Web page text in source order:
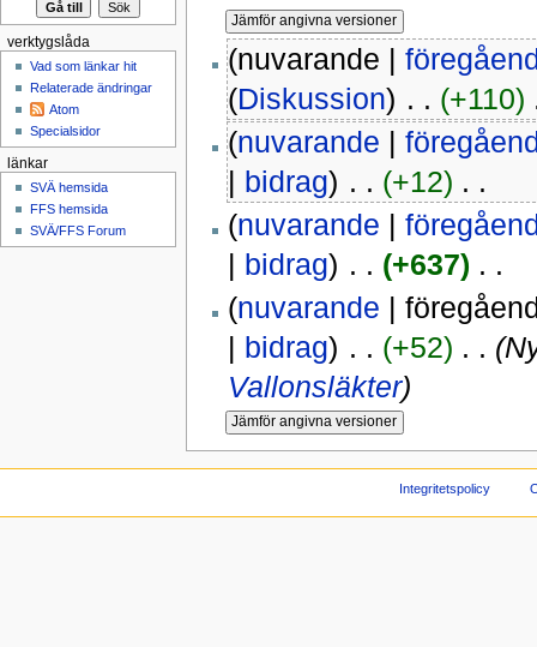
(nuvarande |
(Diskussion) ‎ . . (+110)
(nuvarande |
| bidrag) ‎ . . (+12) ‎ . .
(nuvarande |
| bidrag) ‎ . . (+637) ‎ . .
(nuvarande |
| bidrag) ‎ . . (+52) ‎ . .
Vallonsläkter)
verktygslåda
Vad som länkar hit
Relaterade ändringar
Atom
Specialsidor
länkar
SVÄ hemsida
FFS hemsida
SVÄ/FFS Forum
Integritetspolicy